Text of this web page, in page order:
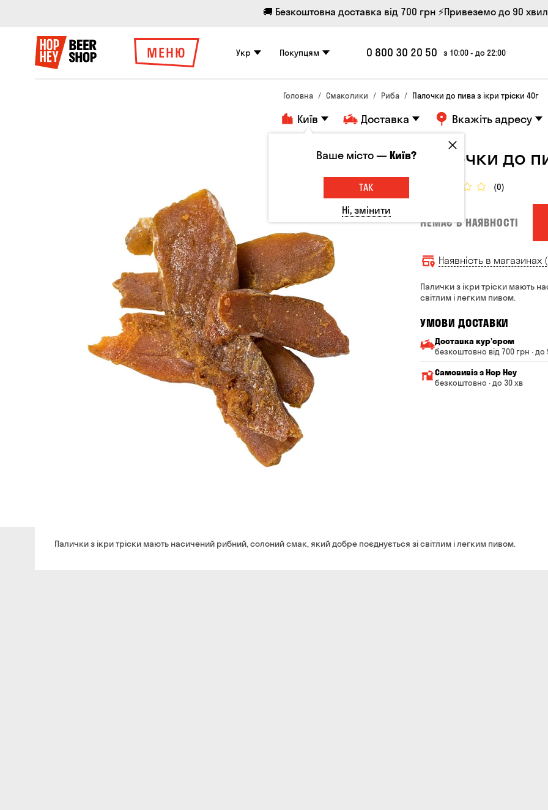
🚚 Безкоштовна доставка від 700 грн ⚡Привеземо до 90
МЕНЮ Укр Покупцям 0 800 30 20 50 з 10:00 - до 22:00
Головна Смаколики Риба Палочки до пива з ікри тріски 40г
Київ Доставка Вкажіть адресу
Палочки до
(0)
НЕМАЄ В НАЯВНОСТІ
Наявність в магазинах
Палички з ікри тріски мають
світлим і легким пивом.
УМОВИ ДОСТАВКИ
Доставка курʼєром
безкоштовно від 700 грн · до
Мінімальна сума всього
Вартість доставки
банківською картою на
Самовивіз з Hop Hey
безкоштовно · до 30 хв
Палички з ікри тріски мають насичений рибний, солоний смак, який добре поєднується зі світлим і легким пивом.
Ваше місто —Київ?
ТАК
Ні, змінити